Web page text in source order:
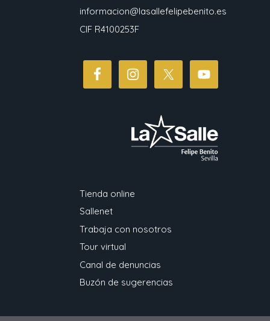
informacion@lasallefelipebenito.es
CIF R4100253F
Tienda online
Sallenet
Trabaja con nosotros
Tour virtual
Canal de denuncias
Buzón de sugerencias